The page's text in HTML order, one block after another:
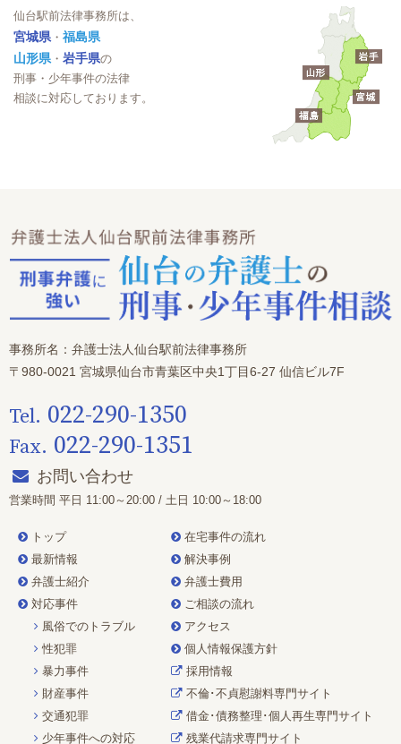
仙台駅前法律事務所は、
宮城県・ 福島県
山形県・ 岩手県の
刑事・少年事件の法律
相談に対応しております。
事務所名：弁護士法人仙台駅前法律事務所
〒980-0021 宮城県仙台市青葉区中央1丁目6-27 仙信ビル7F
Tel. 022-290-1350
Fax. 022-290-1351
お問い合わせ
営業時間 平日 11:00～20:00 / 土日 10:00～18:00
トップ
最新情報
弁護士紹介
対応事件
風俗でのトラブル
性犯罪
暴力事件
財産事件
交通犯罪
少年事件への対応
在宅事件の流れ
解決事例
弁護士費用
ご相談の流れ
アクセス
個人情報保護方針
採用情報
不倫･不貞慰謝料専門サイト
借金･債務整理･個人再生専門サイト
残業代請求専門サイト